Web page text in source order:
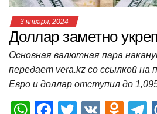
3 января, 2024
Доллар заметно
Основная валютная пара
передает vera.kz со ссылкой на
Евро и доллар отступил до